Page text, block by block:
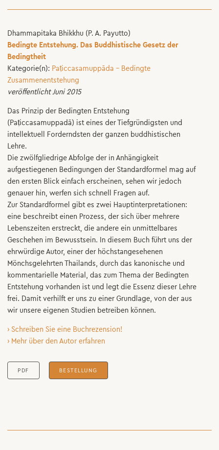
Dhammapitaka Bhikkhu (P. A. Payutto)
Bedingte Entstehung. Das Buddhistische Gesetz der
Bedingtheit
Kategorie(n): Paṭiccasamuppāda – Bedingte
Zusammenentstehung
veröffentlicht Juni 2015
Das Prinzip der Bedingten Entstehung
(Paṭiccasamuppadā) ist eines der Tiefgründigsten und
intellektuell Forderndsten der ganzen buddhistischen
Lehre.
Die zwölfgliedrige Abfolge der in Anhängigkeit
aufgestiegenen Bedingungen der Standardformel mag auf
den ersten Blick einfach erscheinen, sehen wir jedoch
genauer hin, werfen sich schnell Fragen auf.
Zur Standardformel gibt es zwei Hauptinterpretationen:
eine beschreibt einen Prozess, der sich über mehrere
Lebenszeiten erstreckt, die andere ein unmittelbares
Geschehen im Bewusstsein. In diesem Buch führt uns der
ehrwürdige Autor, einer der höchstangesehenen
Mönchsgelehrten Thailands, durch das kanonische und
kommentarielle Material, das zum Thema der Bedingten
Entstehung vorhanden ist und legt die Essenz dieser Lehre
frei. Damit verhilft er uns zu einer Grundlage, von der aus
wir unsere eigenen Studien betreiben können.
› Schreiben Sie eine Buchrezension!
› Mehr über den Autor erfahren
PDF BESTELLUNG